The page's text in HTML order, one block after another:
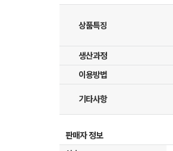
상품특징
생산과정
이용방법
기타사항
판매자 정보